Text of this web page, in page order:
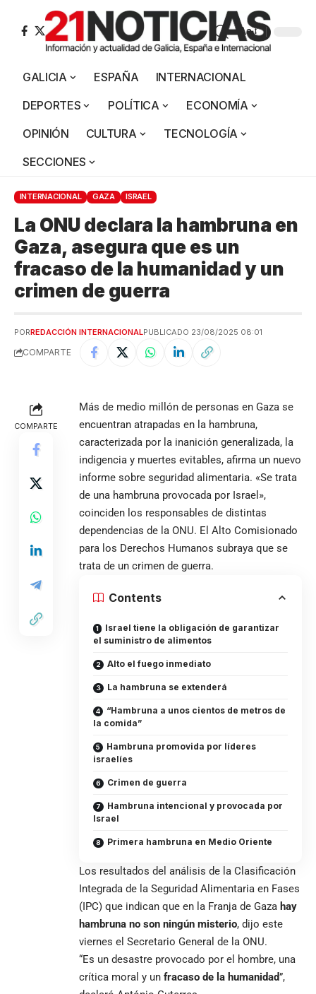
Aa
GALICIA ESPAÑA
INTERNACIONAL
DEPORTES
POLÍTICA
ECONOMÍA
OPINIÓN
CULTURA
TECNOLOGÍA
SECCIONES
INTERNACIONAL GAZA ISRAEL
La ONU declara la hambruna en
Gaza, asegura que es un
fracaso de la humanidad y un
crimen de guerra
PORREDACCIÓN INTERNACIONALPUBLICADO 23/08/2025 08:01
COMPARTE
COMPARTE
Más de medio millón de personas en Gaza se
encuentran atrapadas en la hambruna,
caracterizada por la inanición generalizada, la
indigencia y muertes evitables, afirma un nuevo
informe sobre seguridad alimentaria. «Se trata
de una hambruna provocada por Israel»,
coinciden los responsables de distintas
dependencias de la ONU. El Alto Comisionado
para los Derechos Humanos subraya que se
trata de un crimen de guerra.
Contents
Israel tiene la obligación de garantizar
el suministro de alimentos
Alto el fuego inmediato
La hambruna se extenderá
“Hambruna a unos cientos de metros de
la comida”
Hambruna promovida por líderes
israelíes
Crimen de guerra
Hambruna intencional y provocada por
Israel
Primera hambruna en Medio Oriente
Los resultados del análisis de la Clasificación
Integrada de la Seguridad Alimentaria en Fases
(IPC) que indican que en la Franja de Gaza hay
hambruna no son ningún misterio, dijo este
viernes el Secretario General de la ONU.
“Es un desastre provocado por el hombre, una
crítica moral y un fracaso de la humanidad”,